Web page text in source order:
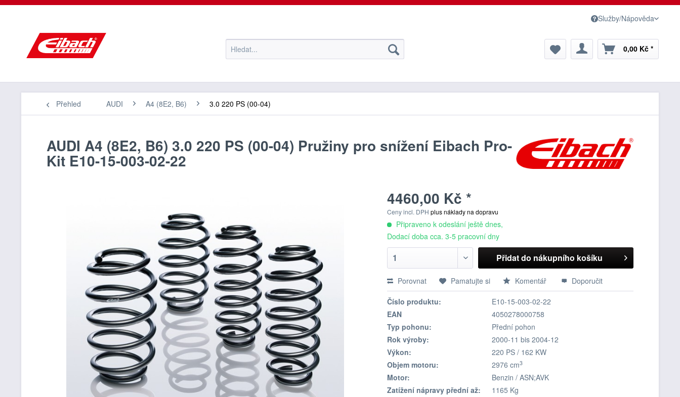
Služby/Nápověda
0,00 Kč *
Přehled AUDI A4 (8E2, B6) 3.0 220 PS (00-04)
AUDI A4 (8E2, B6) 3.0 220 PS (00-04) Pružiny pro snížení Eibach Pro-
Kit E10-15-003-02-22
4460,00 Kč *
Ceny incl. DPH plus náklady na dopravu
Připraveno k odeslání ještě dnes,
Dodací doba cca. 3-5 pracovní dny
Přidat do nákupního košíku
Porovnat Pamatujte si Komentář Doporučit
Číslo produktu:
E10-15-003-02-22
EAN
4050278000758
Typ pohonu:
Přední pohon
Rok výroby:
2000-11 bis 2004-12
Výkon:
220 PS / 162 KW
Objem motoru:
2976 cm3
Motor:
Benzin / ASN;AVK
Zatížení nápravy přední až:
1165 Kg